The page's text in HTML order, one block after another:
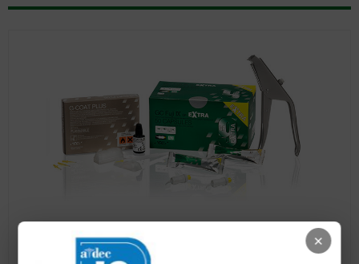
GC Fuji IX GP Extra ×